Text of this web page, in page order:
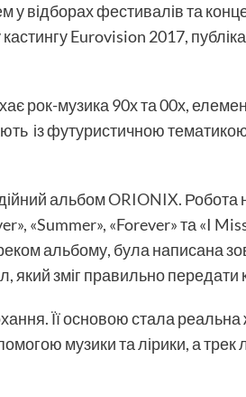
відборах фестивалів та
Eurovision 2017,
рок-музика 90х та 00х,
із футуристичною
альбомORIONIX. Робота
«Summer», «Forever» та «I
альбому, була написана
який зміг правильно передати
Її основою стала
музики та лірики, а